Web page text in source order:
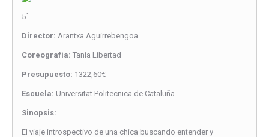
5´
Director: Arantxa Aguirrebengoa
Coreografía: Tania Libertad
Presupuesto: 1322,60€
Escuela: Universitat Politecnica de Cataluña
Sinopsis:
El viaje introspectivo de una chica buscando entender y